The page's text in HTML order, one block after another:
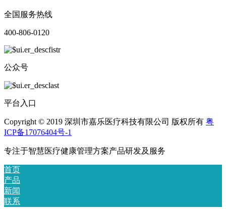
全国服务热线
400-806-0120
公众号
平台入口
Copyright © 2019 深圳市嘉乐医疗科技有限公司 版权所有 粤
ICP备17076404号-1
专注于智慧医疗健康管理方案产品研发及服务
首页
产品
新闻
联系